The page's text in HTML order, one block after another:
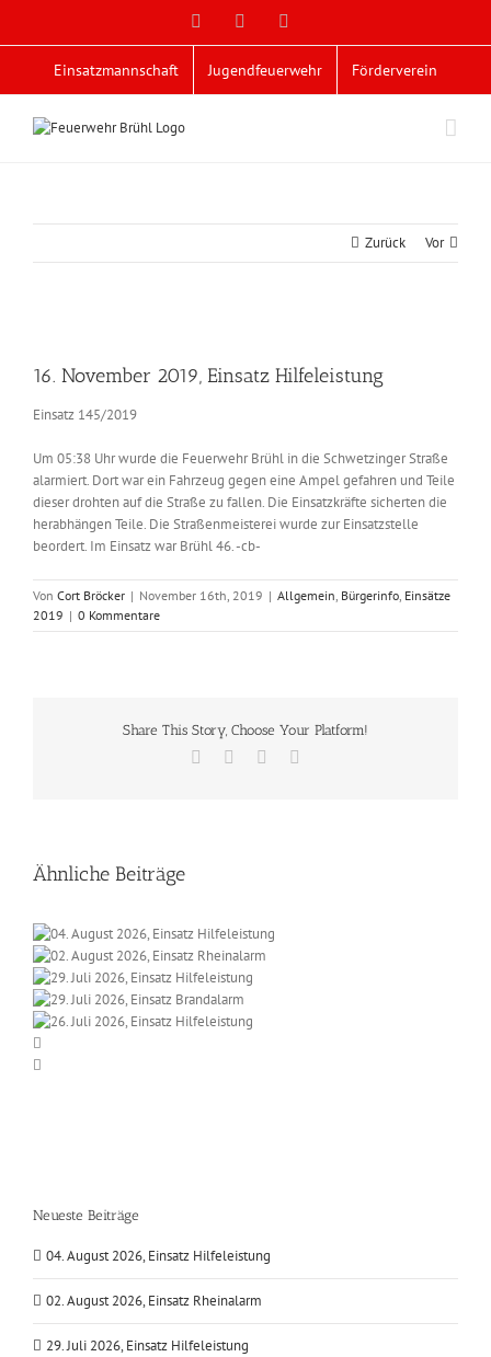
Facebook
Einsatzmannschaft Jugendfeuerwehr Förderverein
Zurück Vor
Bild
16. November 2019, Einsatz Hilfeleistung
Einsatz 145/2019
Um 05:38 Uhr wurde die Feuerwehr Brühl in die Schwetzinger Straße
alarmiert. Dort war ein Fahrzeug gegen eine Ampel gefahren und Teile
dieser drohten auf die Straße zu fallen. Die Einsatzkräfte sicherten die
herabhängen Teile. Die Straßenmeisterei wurde zur Einsatzstelle
beordert. Im Einsatz war Brühl 46. -cb-
Von Cort Bröcker | November 16th, 2019 | Allgemein, Bürgerinfo, Einsätze
2019 | 0 Kommentare
Share This Story, Choose Your Platform!
Facebook
Ähnliche Beiträge
Neueste Beiträge
04. August 2026, Einsatz Hilfeleistung
02. August 2026, Einsatz Rheinalarm
29. Juli 2026, Einsatz Hilfeleistung